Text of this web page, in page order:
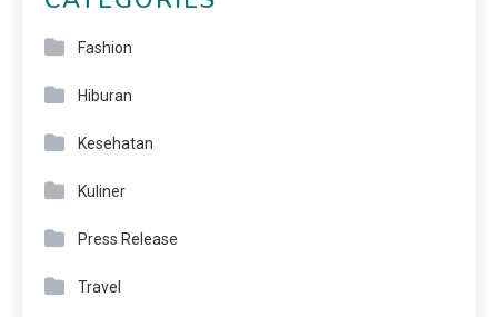
Fashion
Hiburan
Kesehatan
Kuliner
Press Release
Travel